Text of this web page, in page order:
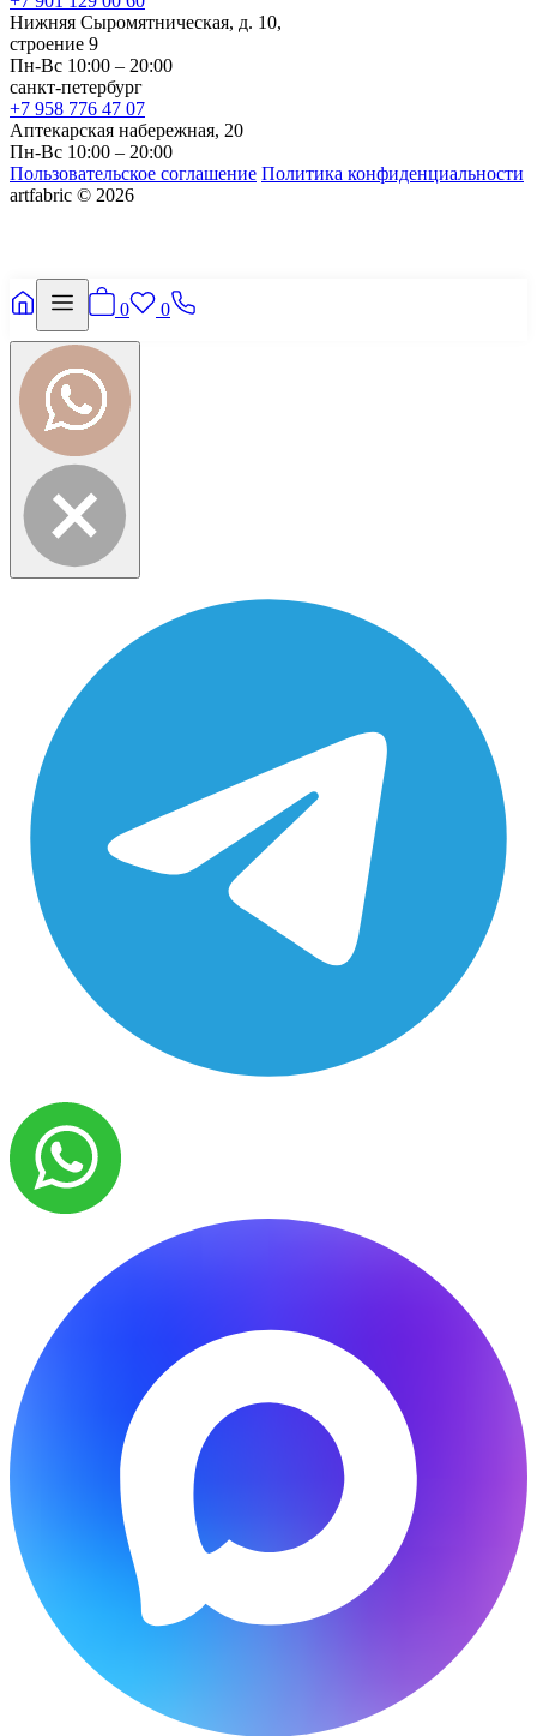
Нижняя Сыромятническая, д. 10,
строение 9
Пн-Вс 10:00 – 20:00
санкт-петербург
+7 958 776 47 07
Аптекарская набережная, 20
Пн-Вс 10:00 – 20:00
Пользовательское соглашение Политика конфиденциальности
artfabric © 2026
0 0